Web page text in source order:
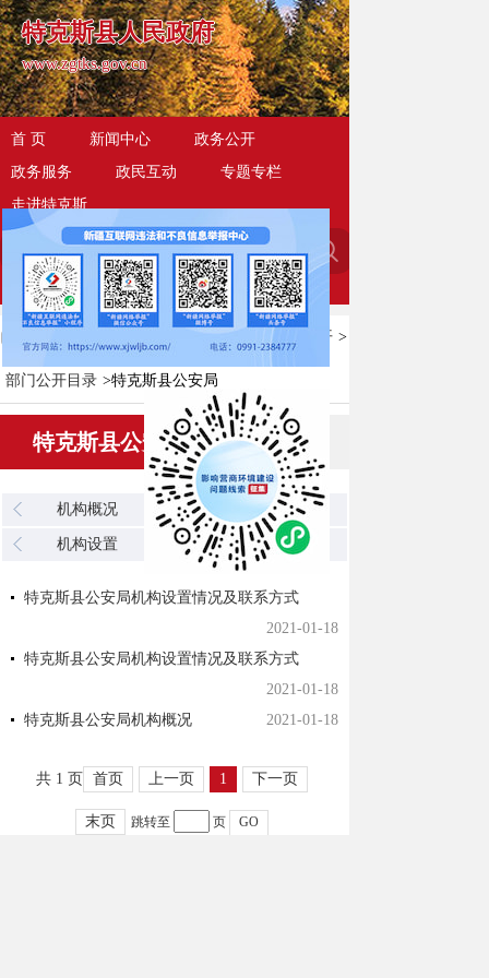
特克斯县人民政府
www.zgtks.gov.cn
首 页 新闻中心
政务公开
政务服务
政民互动
专题专栏
走进特克斯
政务公开 > 政府信息公开 >
部门公开目录 >特克斯县公安局
特克斯县公安局
机构概况 机构领导
机构设置 信息公开
特克斯县公安局机构设置情况及联系方式
2021-01-18
特克斯县公安局机构设置情况及联系方式
2021-01-18
特克斯县公安局机构概况
2021-01-18
共 1 页 首页 上一页 1 下一页
末页 跳转至 页 GO